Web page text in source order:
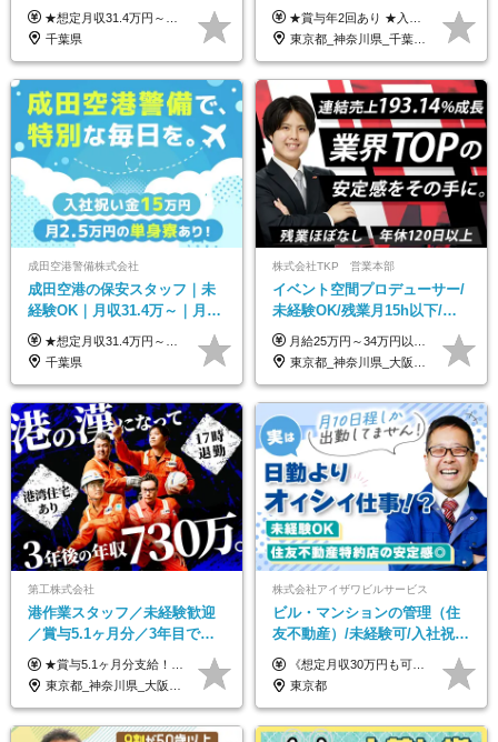
&賞与年2回｜家族・住宅手当
｜光熱費0円の単身寮
★想定月収31.4万円～＋賞与年2回（59万円以上） ★入社お祝い金15万円支給 ★水道+光熱費無料の家賃がリーズナブルな社員寮(単身寮)あり！ 月給24万5000円以上(基本給21万1000円＋業務別手当35,000円)＋賞与年2回（賞与支給額：59万円以上を想定）＋残業代全額 ※みなし残業なし！残業代は全額支給します。 ※資格手当・深夜手当など、様々な手当をご用意しています。 ※入社お祝い金は１か月経過後、3ヶ月経過後、6ヶ月経過後に各5万円ずつ給与に加算して支給いたします。 ※指定の検定資格をお持ちの方には別途手当を支給します。入社後に取得した場合は給与に加算し支給します。 ・施設警備 1級7,000円 2級4,000円 ・交通誘導 1級7,000円 2級4,000円 ・雑踏警備 1級7,000円 2級4,000円 など
千葉県
勤務地で募集中◆ブランクあ
りOK◆室内業務がメイン
★賞与年2回あり ★入社祝い金3万円支給 ★出産祝い金や育児支援金などの手当も充実！ ≪給与モデル≫ 【東京】基本給27万2780円/月給＋時間外手当（25h） 【愛知】基本給25万4990円/月給＋時間外手当（25h） 【大阪】基本給25万4990円/月給＋時間外手当（25h） 【福岡】基本給23万7200円/月給＋時間外手当（25h） -------------- ▽各地の給与は下記をご確認ください！ ■北海道 月給20万円～ ■東北 月給20万円～ ■北関東 埼玉／月給22万5000円～ 茨城・群馬・新潟／月給20万円～ ■南関東 東京・神奈川／月給23万円～ 千葉／月給22万5000円～ 山梨／月給20万円～ ■中部 愛知／月給21万5000円～ 長野・岐阜・三重／月給20万円～ ■関西 大阪／月給21万5000円～ 京都・兵庫／月給21万円～ 滋賀・奈良／月給20万円～ ■中四国 岡山・山口・四国・広島／月給20万円～ ■九州 福岡・鹿児島・長崎／月給20万円～
東京都_神奈川県_千葉県_北海道_福島県_長野県_岐阜県_三重県_京都府_福岡県
成田空港警備株式会社
成田空港の保安スタッフ｜未
経験OK｜月収31.4万～｜月
2.5万の単身寮｜住宅手当&家
族手当｜入社祝い金15万
★想定月収31.4万円～＋賞与年2回（59万円以上） ★入社お祝い金15万円支給 ★水道+光熱費無料の家賃がリーズナブルな社員寮(単身寮)あり！ ★住宅手当&家族手当あり 月給24万5000円以上(基本給21万1000円＋業務別手当35,000円)＋賞与年2回（賞与支給額：59万円以上を想定）＋残業代全額 ※みなし残業なし！残業代は全額支給します。 ※資格手当・深夜手当など、様々な手当をご用意しています。 ※入社お祝い金は１か月経過後、3ヶ月経過後、6ヶ月経過後に各5万円ずつ給与に加算して支給いたします。 ※指定の検定資格をお持ちの方には別途手当を支給します。入社後に取得した場合は給与に加算し支給します。 ・施設警備 1級7,000円 2級4,000円 ・交通誘導 1級7,000円 2級4,000円 ・雑踏警備 1級7,000円 2級4,000円 など
千葉県
株式会社TKP 営業本部
イベント空間プロデューサー/
未経験OK/残業月15h以下/豊
富な福利厚生/全国募集/平均有
給取得日数14.9日
月給25万円～34万円以上＋各種手当＋残業代＋賞与年2回（昨年度2～4ヶ月分） 初年度想定年収：350万円～ ＜クラス・経験別の月給目安＞ ■メンバークラス：月給25万円以上 ■店長やSVなどのマネジメント経験者：月給30万円～スタート可 ■リーダークラス：月給34万円以上 ※月給は配属エリア・経験・能力を考慮して決定します（前職の経験・収入をお聞かせください）。 ※上記にはみなし残業手当20～30時間分（メンバー：3万1134円以上、経験5年以上：5万2448円以上、リーダー：5万9441円以上）を含みます。 ※超過分は別途支給いたします。
東京都_神奈川県_大阪府_愛知県_北海道_宮城県_静岡県_京都府_広島県_福岡県
第工株式会社
港作業スタッフ／未経験歓迎
／賞与5.1ヶ月分／3年目で年
収730万円も可／食事手当あり
／年休120日以上
★賞与5.1ヶ月分支給！ ★入社3年目・30代で年収730万円の先輩も活躍中！ ★入社1年目・20代で月収29万円の実績あり 月給：22.5万円～30.5万円＋各種手当＋賞与年2回＋残業代全額支給 ※経験・能力などを考慮のうえ決定します ※上記月給には食事手当(5000円／月）を含みます ※残業代は分単位で100％支給いたします ※試用期間3ヶ月。その間の給与・待遇に差異はありません 【月収例】 ◆33.5万円／31歳 入社7か月 ◆38.5万円／32歳 入社1年目 ◆48.4万円／44歳 入社12年目 ※経験・能力などを考慮のうえ決定 ※月収・給与例には休日手当も含みます 【手当詳細】 ◆交通費規定支給（上限3万5000円／月） ◆時間外手当全額支給 ◆休日出勤手当 ◆港湾住宅あり（1R・2万円台～） ◆資格取得支援制度：全額負担 ◆地域手当：関東地区1万円／月
東京都_神奈川県_大阪府_愛知県_兵庫県
株式会社アイザワビルサービス
ビル・マンションの管理（住
友不動産）/未経験可/入社祝い
金10万円/月収30万円可/40～
50代活躍/S102
《想定月収30万円も可能！/想定年収380万円》 ■月給24万5000円以上＋賞与年2回(2カ月/2025年実績)＋時間外手当＋資格手当＋役職手当＋交通費 ………… ≪昇給、賞与、および各種諸手当について≫ ◇入社お祝い金（10万円 ※3カ月精勤後支給） ◇昇給/年1回 ◇賞与/年2回(2カ月/2025年実績) ◇時間外手当 ◇資格手当 └・ビル設備管理技能士1級（1万円/月） ・ビル設備管理技能士2級（5000円/月） ・建築物環境衛生管理技術者（1万円/月） ・防火管理技能者（3000円/月） ・消防設備士乙4類（3000円/月） 他 ◇役職手当 └・班長/サブリーダー/リーダー（5000円～2万円/月） ◇物件手当（最大2万円 ※物件により異なる） ◇退職金あり ※経験・年齢・能力を考慮した上、当社規定により優遇いたします。 ※3カ月の試用期間あり。その間の給与や福利厚生に差異はありません。 《モデル年収》 ・入社1年/35歳：年収380万円 ・入社3年/38歳：年収400万円
東京都